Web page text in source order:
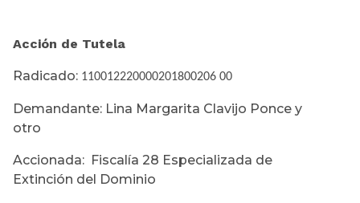
Acción de Tutela
Radicado: 110012220000201800206 00
Demandante: Lina Margarita Clavijo Ponce y
otro
Accionada: Fiscalía 28 Especializada de
Extinción del Dominio